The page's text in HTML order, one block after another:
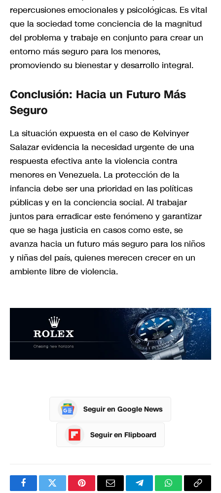
repercusiones emocionales y psicológicas. Es vital
que la sociedad tome conciencia de la magnitud
del problema y trabaje en conjunto para crear un
entorno más seguro para los menores,
promoviendo su bienestar y desarrollo integral.
Conclusión: Hacia un Futuro Más
Seguro
La situación expuesta en el caso de Kelvinyer
Salazar evidencia la necesidad urgente de una
respuesta efectiva ante la violencia contra
menores en Venezuela. La protección de la
infancia debe ser una prioridad en las políticas
públicas y en la conciencia social. Al trabajar
juntos para erradicar este fenómeno y garantizar
que se haga justicia en casos como este, se
avanza hacia un futuro más seguro para los niños
y niñas del país, quienes merecen crecer en un
ambiente libre de violencia.
Seguir en Google News
Seguir en Flipboard
FacebookTwitterPinterestCorreoTelegramWhatsApp